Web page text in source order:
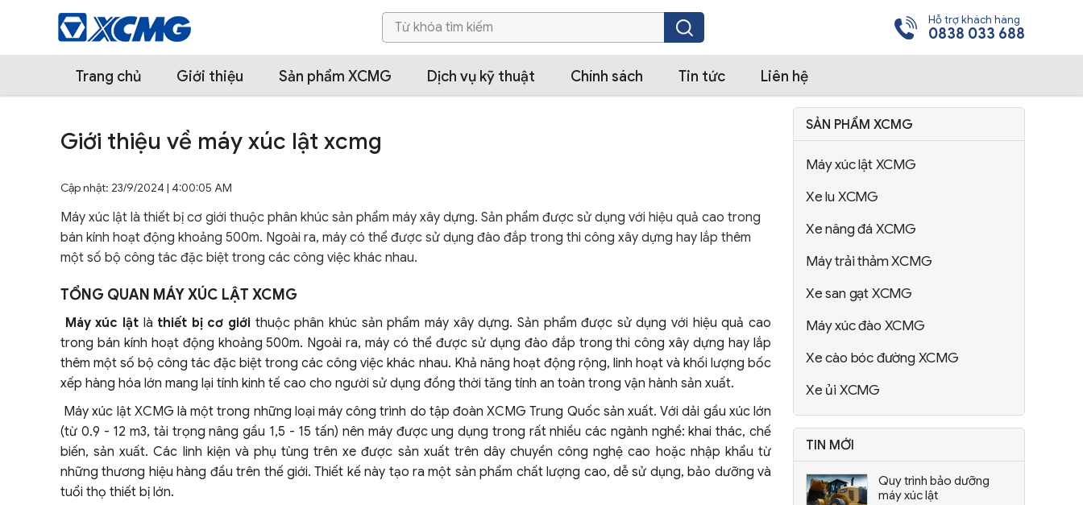
Hỗ trợ khách hàng
0838 033 688
Trang chủ Giới thiệu Sản phẩm XCMG Dịch vụ kỹ thuật Chính sách Tin tức Liên hệ
Giới thiệu về máy xúc lật xcmg
Cập nhật: 23/9/2024 | 4:00:05 AM
Máy xúc lật là thiết bị cơ giới thuộc phân khúc sản phẩm máy xây dựng. Sản phẩm được sử dụng với hiệu quả cao trong
bán kính hoạt động khoảng 500m. Ngoài ra, máy có thể được sử dụng đào đắp trong thi công xây dựng hay lắp thêm
một số bộ công tác đặc biệt trong các công việc khác nhau.
TỔNG QUAN MÁY XÚC LẬT XCMG
Máy xúc lậtlà thiết bị cơ giới thuộc phân khúc sản phẩm máy xây dựng. Sản phẩm được sử dụng với hiệu quả cao
trong bán kính hoạt động khoảng 500m. Ngoài ra, máy có thể được sử dụng đào đắp trong thi công xây dựng hay lắp
thêm một số bộ công tác đặc biệt trong các công việc khác nhau. Khả năng hoạt động rộng, linh hoạt và khối lượng bốc
xếp hàng hóa lớn mang lại tính kinh tế cao cho người sử dụng đồng thời tăng tính an toàn trong vận hành sản xuất.
Máy xúc lật XCMG là một trong những loại máy công trình do tập đoàn XCMG Trung Quốc sản xuất. Với dải gầu xúc lớn
(từ 0.9 - 12 m3, tải trọng nâng gầu 1,5 - 15 tấn) nên máy được ung dụng trong rất nhiều các ngành nghề: khai thác, chế
biến, sản xuất. Các linh kiện và phụ tùng trên xe được sản xuất trên dây chuyền công nghệ cao hoặc nhập khẩu từ
những thương hiệu hàng đầu trên thế giới. Thiết kế này tạo ra một sản phẩm chất lượng cao, dễ sử dụng, bảo dưỡng và
tuổi thọ thiết bị lớn.
SẢN PHẨM XCMG
Máy xúc lật XCMG
Xe lu XCMG
Xe nâng đá XCMG
Máy trải thảm XCMG
Xe san gạt XCMG
Máy xúc đào XCMG
Xe cào bóc đường XCMG
Xe ủi XCMG
TIN MỚI
Quy trình bảo dưỡng
máy xúc lật